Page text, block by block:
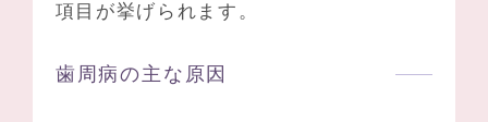
項目が挙げられます。
歯周病の主な原因